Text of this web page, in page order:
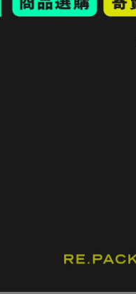
超輕量充氣睡墊